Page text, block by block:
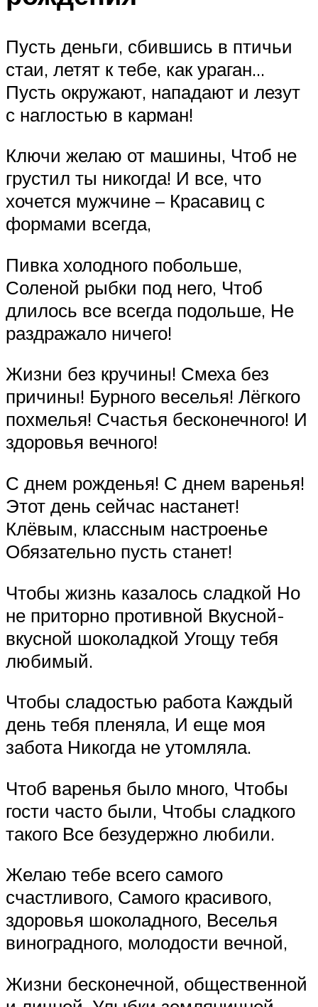
Пусть деньги, сбившись в птичьи
стаи, летят к тебе, как ураган…
Пусть окружают, нападают и лезут
с наглостью в карман!
Ключи желаю от машины, Чтоб не
грустил ты никогда! И все, что
хочется мужчине – Красавиц с
формами всегда,
Пивка холодного побольше,
Соленой рыбки под него, Чтоб
длилось все всегда подольше, Не
раздражало ничего!
Жизни без кручины! Смеха без
причины! Бурного веселья! Лёгкого
похмелья! Счастья бесконечного! И
здоровья вечного!
С днем рожденья! С днем варенья!
Этот день сейчас настанет!
Клёвым, классным настроенье
Обязательно пусть станет!
Чтобы жизнь казалось сладкой Но
не приторно противной Вкусной-
вкусной шоколадкой Угощу тебя
любимый.
Чтобы сладостью работа Каждый
день тебя пленяла, И еще моя
забота Никогда не утомляла.
Чтоб варенья было много, Чтобы
гости часто были, Чтобы сладкого
такого Все безудержно любили.
Желаю тебе всего самого
счастливого, Самого красивого,
здоровья шоколадного, Веселья
виноградного, молодости вечной,
Жизни бесконечной, общественной